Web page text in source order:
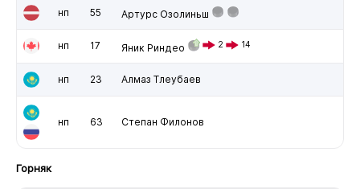
нп 55 Артурс Озолиньш
нп 17 Яник Риндео 2 14
нп 23 Алмаз Тлеубаев
нп 63 Степан Филонов
Горняк